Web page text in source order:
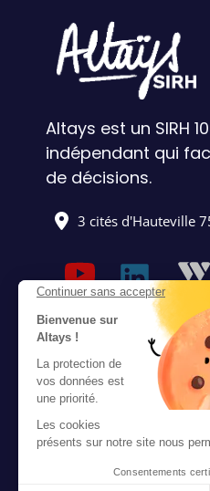
Continuer sans accepter
Bienvenue sur
Altays !
La protection de
vos données est
une priorité.
Les cookies
présents sur notre site nous
Consentements
Altays est un SIRH
indépendant qui
de décisions.
3 cités d'Hauteville